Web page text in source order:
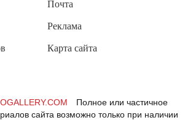
Почта
Реклама
Карта сайта
Полное или частичное
сайта возможно только при наличии